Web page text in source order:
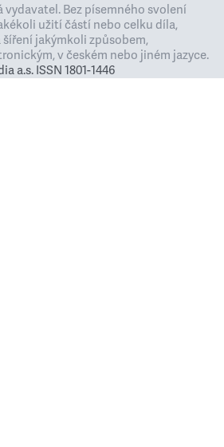
Bez písemného svolení
užití částí nebo celku díla,
jakýmkoli způsobem,
v českém nebo jiném jazyce.
a.s. ISSN 1801-1446